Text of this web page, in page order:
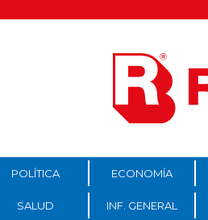
POLÍTICA ECONOMÍA
SALUD INF. GENERAL